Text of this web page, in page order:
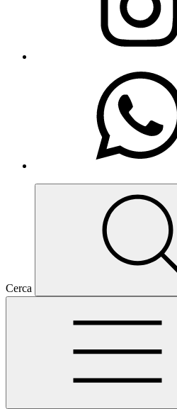
Cerca